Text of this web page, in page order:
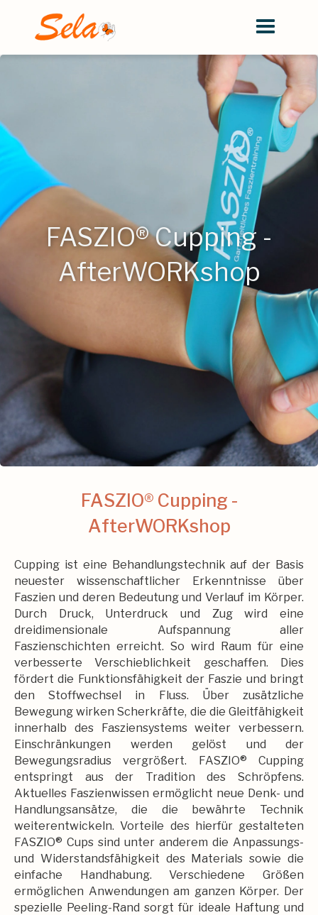
FASZIO® Cupping -
AfterWORKshop
FASZIO® Cupping -
AfterWORKshop
Cupping ist eine Behandlungstechnik auf der Basis
neuester wissenschaftlicher Erkenntnisse über
Faszien und deren Bedeutung und Verlauf im Körper.
Durch Druck, Unterdruck und Zug wird eine
dreidimensionale Aufspannung aller
Faszienschichten erreicht. So wird Raum für eine
verbesserte Verschieblichkeit geschaffen. Dies
fördert die Funktionsfähigkeit der Faszie und bringt
den Stoffwechsel in Fluss. Über zusätzliche
Bewegung wirken Scherkräfte, die die Gleitfähigkeit
innerhalb des Fasziensystems weiter verbessern.
Einschränkungen werden gelöst und der
Bewegungsradius vergrößert. FASZIO® Cupping
entspringt aus der Tradition des Schröpfens.
Aktuelles Faszienwissen ermöglicht neue Denk- und
Handlungsansätze, die die bewährte Technik
weiterentwickeln. Vorteile des hierfür gestalteten
FASZIO® Cups sind unter anderem die Anpassungs-
und Widerstandsfähigkeit des Materials sowie die
einfache Handhabung. Verschiedene Größen
ermöglichen Anwendungen am ganzen Körper. Der
spezielle Peeling-Rand sorgt für ideale Haftung und